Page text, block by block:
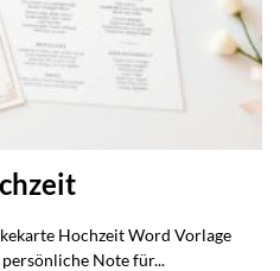
Hochzeit Word Vorlage
Note für...